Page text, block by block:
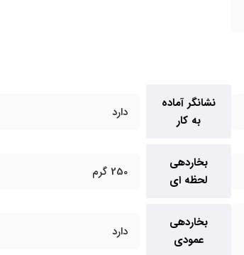
نشانگر آماده
به کار
دارد
بخاردهی
لحظه ای
250 گرم
بخاردهی
عمودی
دارد